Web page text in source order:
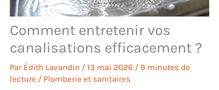
Comment entretenir vos
canalisations efficacement ?
Par Édith Lavandin / 13 mai 2026 / 9 minutes de
lecture / Plomberie et sanitaires